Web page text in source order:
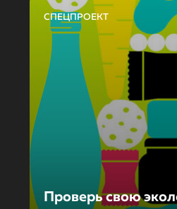
СПЕЦПРОЕКТ
Проверь свою